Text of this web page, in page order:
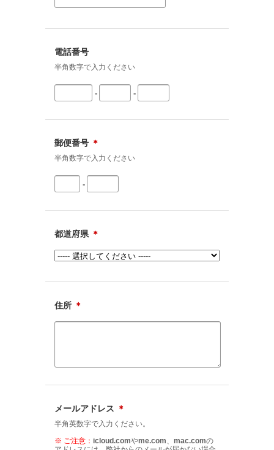
電話番号
半角数字で入力ください
- -
郵便番号 ＊
半角数字で入力ください
-
都道府県 ＊
住所 ＊
メールアドレス ＊
半角英数字で入力ください。
※ ご注意： icloud.comやme.com、 mac.comの